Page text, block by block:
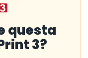
questa
3?